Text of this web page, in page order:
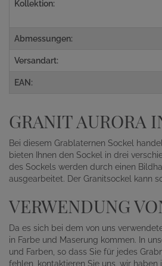
Kollektion:
Abmessungen:
Versandart:
EAN:
GRANIT AURORA
Bei diesem Grablaternen Sockel
bieten Ihnen den Sockel in drei
des Sockels werden durch einen
ausgearbeitet. Der Granitsockel kann
VERWENDUNG
Da es sich bei dem von uns
in Farbe und Maserung kommen. In
und Farben, so dass Sie für jedes
fehlen, kontaktieren Sie uns, wir